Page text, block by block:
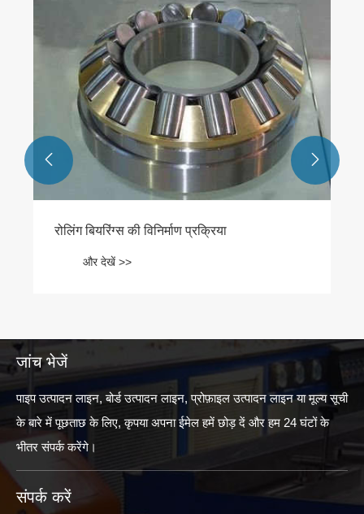
ट्विन-स्क्रू एक्सट्रूडर का मंदी सिद्धांत
और देखें >>
 
जांच भेजें
पाइप उत्पादन लाइन, बोर्ड उत्पादन लाइन, प्रोफ़ाइल उत्पादन लाइन या मूल्य सूची
के बारे में पूछताछ के लिए, कृपया अपना ईमेल हमें छोड़ दें और हम 24 घंटों के
भीतर संपर्क करेंगे।
संपर्क करें